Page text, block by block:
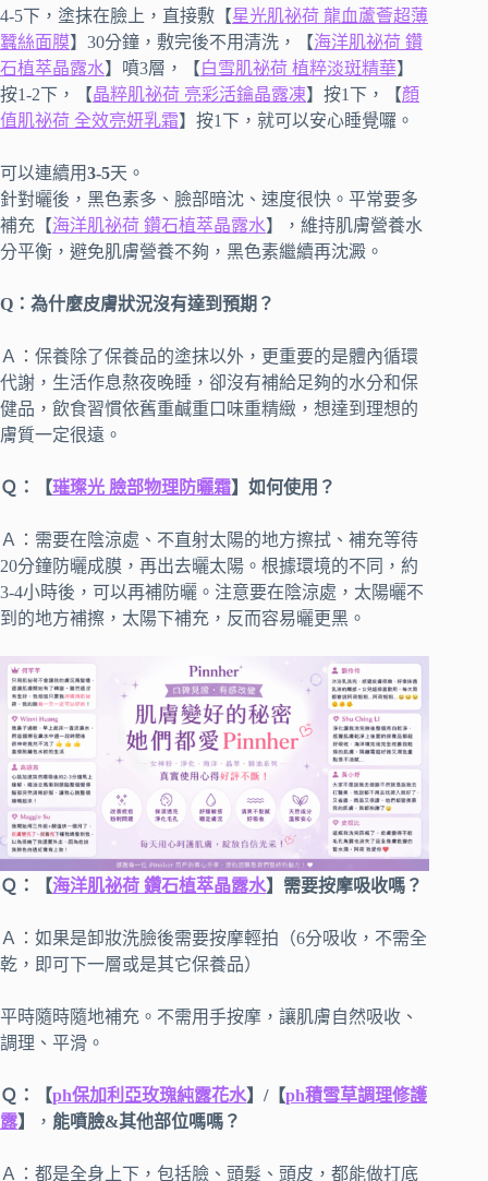
4-5下，塗抹在臉上，直接敷【星光肌祕荷 龍血蘆薈超薄
蠶絲面膜】30分鐘，敷完後不用清洗，【海洋肌祕荷 鑽
石植萃晶露水】噴3層，【白雪肌祕荷 植粹淡斑精華】
按1-2下，【晶粹肌祕荷 亮彩活鑰晶露凍】按1下，【顏
值肌祕荷 全效亮妍乳霜】按1下，就可以安心睡覺囉。
可以連續用3-5天。
針對曬後，黑色素多、臉部暗沈、速度很快。平常要多
補充【海洋肌祕荷 鑽石植萃晶露水】，維持肌膚營養水
分平衡，避免肌膚營養不夠，黑色素繼續再沈澱。
Q：為什麼皮膚狀況沒有達到預期？
Ａ：保養除了保養品的塗抹以外，更重要的是體內循環
代謝，生活作息熬夜晚睡，卻沒有補給足夠的水分和保
健品，飲食習慣依舊重鹹重口味重精緻，想達到理想的
膚質一定很遠。
Ｑ：【璀璨光 臉部物理防曬霜】如何使用？
Ａ：需要在陰涼處、不直射太陽的地方擦拭、補充等待
20分鐘防曬成膜，再出去曬太陽。根據環境的不同，約
3-4小時後，可以再補防曬。注意要在陰涼處，太陽曬不
到的地方補擦，太陽下補充，反而容易曬更黑。
Ｑ：【海洋肌祕荷 鑽石植萃晶露水】需要按摩吸收嗎？
Ａ：如果是卸妝洗臉後需要按摩輕拍（6分吸收，不需全
乾，即可下一層或是其它保養品）
平時隨時隨地補充。不需用手按摩，讓肌膚自然吸收、
調理、平滑。
Ｑ：【ph保加利亞玫瑰純露花水】/【ph積雪草調理修護
露】 ， 能噴臉&其他部位嗎嗎？
Ａ：都是全身上下，包括臉、頭髮、頭皮，都能做打底